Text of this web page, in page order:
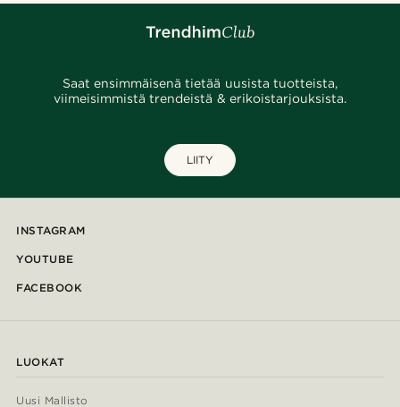
Saat ensimmäisenä tietää uusista tuotteista,
viimeisimmistä trendeistä & erikoistarjouksista.
LIITY
INSTAGRAM
YOUTUBE
FACEBOOK
LUOKAT
Uusi Mallisto